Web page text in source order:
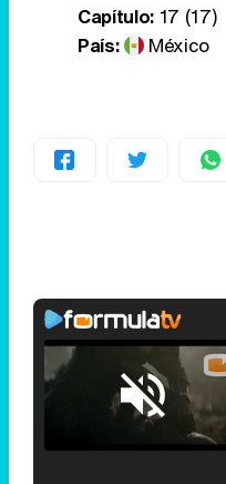
Capítulo:17 (17)
País:
México
Unmute